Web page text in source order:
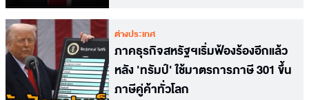
ต่างประเทศ
ภาคธุรกิจสหรัฐฯเริ่มฟ้องร้องอีกแล้ว
หลัง 'ทรัมป์' ใช้มาตรการภาษี 301 ขึ้น
ภาษีคู่ค้าทั่วโลก